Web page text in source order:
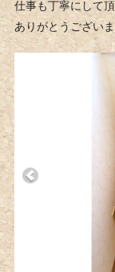
仕事も丁寧にして
ありがとうござい